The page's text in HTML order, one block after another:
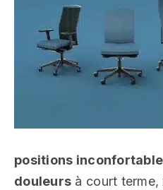
positions
douleurs à court terme,